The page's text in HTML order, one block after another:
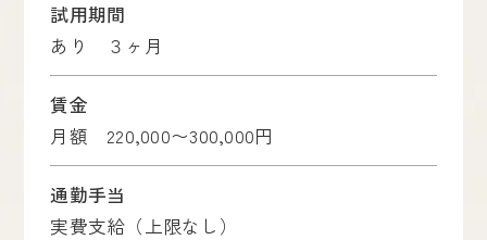
試用期間
あり ３ヶ月
賃金
月額 220,000〜300,000円
通勤手当
実費支給（上限なし）